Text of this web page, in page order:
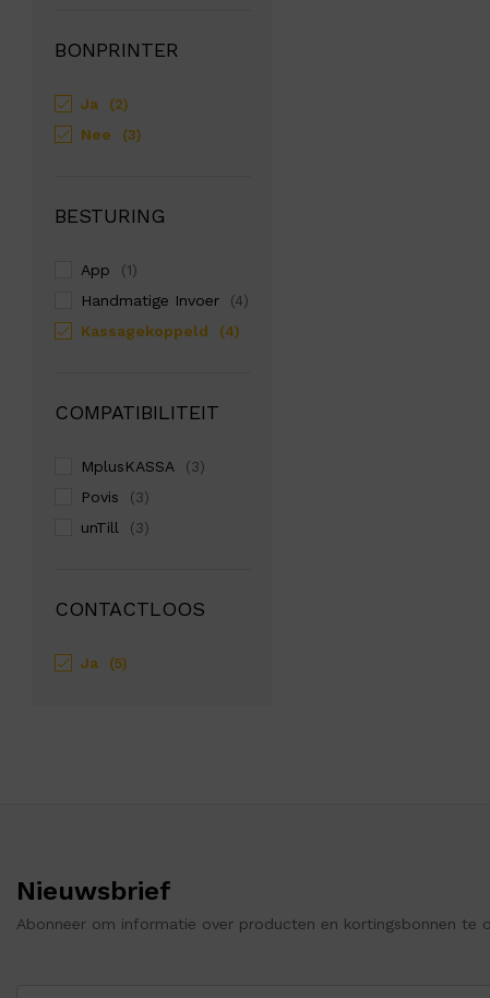
BONPRINTER
Ja (2)
Nee (3)
BESTURING
App (1)
Handmatige Invoer (4)
Kassagekoppeld (4)
COMPATIBILITEIT
MplusKASSA (3)
Povis (3)
unTill (3)
CONTACTLOOS
Ja (5)
Nieuwsbrief
Abonneer om informatie over producten en kortingsbonnen te